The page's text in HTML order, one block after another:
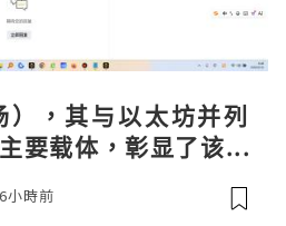
），其与以太坊并列
要载体，彰显了该网
的巨大流动性与渗透
场上进行大规模操
6小時前